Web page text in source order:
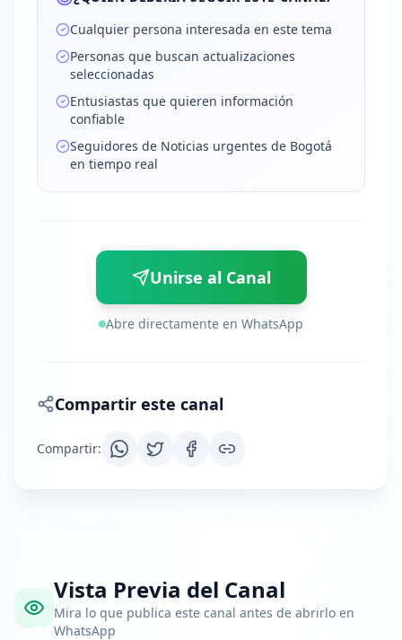
Cualquier persona interesada en este tema
Personas que buscan actualizaciones
seleccionadas
Entusiastas que quieren información
confiable
Seguidores de Noticias urgentes de Bogotá
en tiempo real
Unirse al Canal
Abre directamente en WhatsApp
Compartir este canal
Compartir:
Vista Previa del Canal
Mira lo que publica este canal antes de abrirlo en
WhatsApp